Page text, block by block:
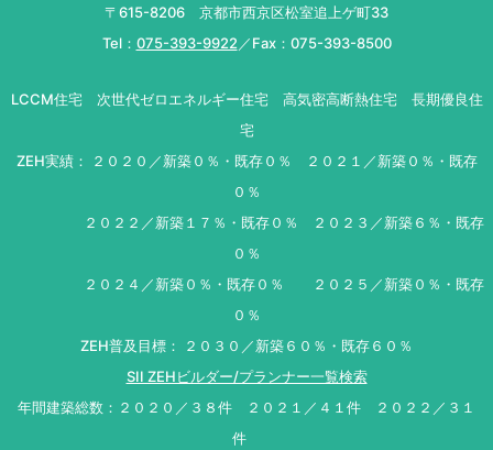
〒615-8206 京都市西京区松室追上ゲ町33
Tel： 075-393-9922 ／Fax：075-393-8500
LCCM住宅 次世代ゼロエネルギー住宅 高気密高断熱住宅 長期優良住
宅
ZEH実績： ２０２０／新築０％・既存０％ ２０２１／新築０％・既存
０％
２０２２／新築１７％・既存０％ ２０２３／新築６％・既存
０％
２０２４／新築０％・既存０％ ２０２５／新築０％・既存
０％
ZEH普及目標： ２０３０／新築６０％・既存６０％
SII ZEHビルダー/プランナー一覧検索
年間建築総数：２０２０／３８件 ２０２１／４１件 ２０２２／３１
件